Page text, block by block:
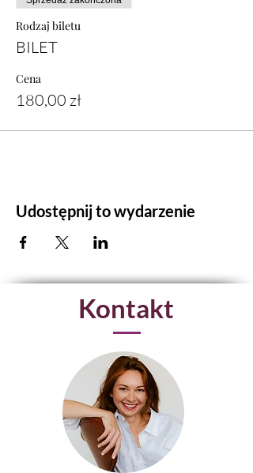
Rodzaj biletu
BILET
Cena
180,00 zł
Udostępnij to wydarzenie
Kontakt